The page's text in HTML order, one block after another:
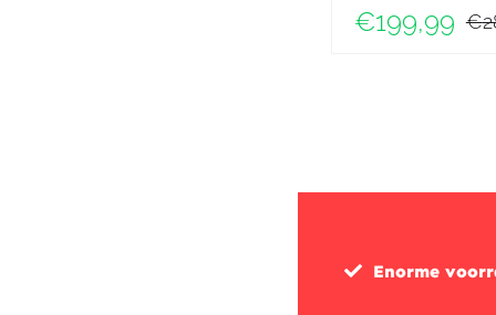
€
€199,99
Enorme